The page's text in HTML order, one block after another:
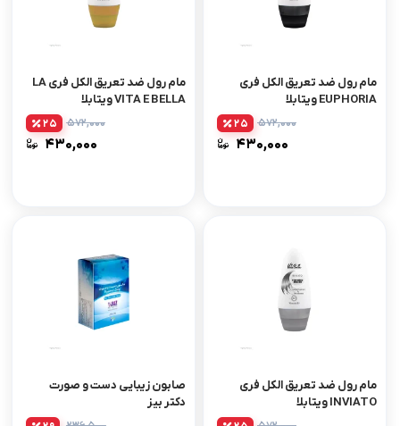
مام رول ضد تعریق الکل فری
EUPHORIA ویتابلا
۵۷۲,۰۰۰
۴۳۰,۰۰۰
25
مام رول ضد تعریق الکل فری LA
VITA E BELLA ویتابلا
۵۷۲,۰۰۰
۴۳۰,۰۰۰
25
مام رول ضد تعریق الکل فری
INVIATO ویتابلا
صابون زیبایی دست و صورت
دکتر بیز